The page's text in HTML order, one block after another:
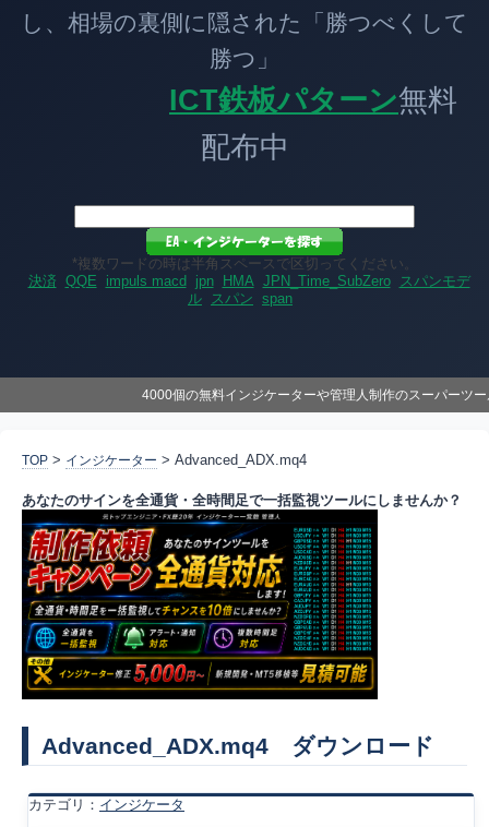
し、相場の裏側に隠された「勝つべくして
勝つ」
ICT鉄板パターン無料
配布中
*複数ワードの時は半角スペースで区切ってください。
決済 QQE impuls macd jpn HMA JPN_Time_SubZero
スパンモデ
ル スパン span
4000個の無料インジケーターや管理人制作のスーパーツ
TOP > インジケーター > Advanced_ADX.mq4
あなたのサインを全通貨・全時間足で一括監視ツールにしませんか？
Advanced_ADX.mq4 ダウンロード
カテゴリ： インジケータ